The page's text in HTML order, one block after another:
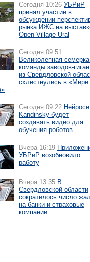
Сегодня 10:26 УБРиР
принял участие в
обсуждении
рынка ИЖС на
Open Village Ural
Сегодня 09:51
Великолепная
команды заводов-
из Свердловской
схлестнулись в «Мире
Сегодня 09:22
Kandinsky будет
создавать видео для
обучения роботов
Вчера 16:19
УБРиР возобновило
работу
Вчера 13:35 В
Свердловской области
сократилось число
на банки и страховые
компании